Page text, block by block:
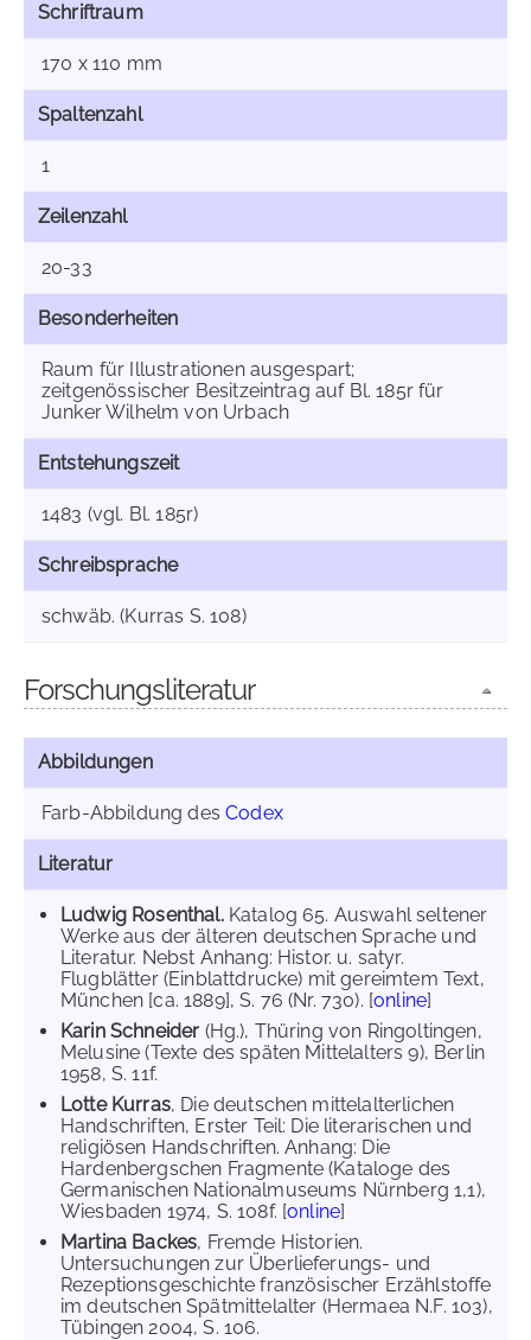
Schriftraum
170 x 110 mm
Spaltenzahl
1
Zeilenzahl
20-33
Besonderheiten
Raum für Illustrationen ausgespart;
zeitgenössischer Besitzeintrag auf Bl. 185r für
Junker Wilhelm von Urbach
Entstehungszeit
1483 (vgl. Bl. 185r)
Schreibsprache
schwäb. (Kurras S. 108)
Forschungsliteratur
Abbildungen
Farb-Abbildung desCodex
Literatur
Ludwig Rosenthal.Katalog 65. Auswahl seltener
Werke aus der älteren deutschen Sprache und
Literatur. Nebst Anhang: Histor. u. satyr.
Flugblätter (Einblattdrucke) mit gereimtem Text,
München [ca. 1889], S. 76 (Nr. 730). [online]
Karin Schneider (Hg.), Thüring von Ringoltingen,
Melusine (Texte des späten Mittelalters 9), Berlin
1958, S. 11f.
Lotte Kurras, Die deutschen mittelalterlichen
Handschriften, Erster Teil: Die literarischen und
religiösen Handschriften. Anhang: Die
Hardenbergschen Fragmente (Kataloge des
Germanischen Nationalmuseums Nürnberg 1,1),
Wiesbaden 1974, S. 108f. [online]
Martina Backes, Fremde Historien.
Untersuchungen zur Überlieferungs- und
Rezeptionsgeschichte französischer Erzählstoffe
im deutschen Spätmittelalter (Hermaea N.F. 103),
Tübingen 2004, S. 106.